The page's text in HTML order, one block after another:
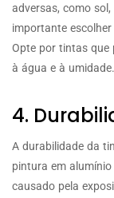
adversas, como
importante
Opte por tintas que
à água e à umidade.
4.
A durabilidade da
pintura em
causado pela